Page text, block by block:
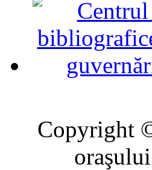
Copyright